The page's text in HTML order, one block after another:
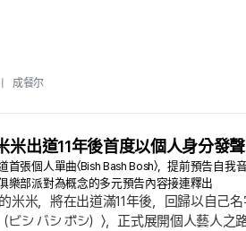
成餐尔
米出道11年後首度以個人身分發
張個人單曲〈Bish Bash Bosh〉，提前預告自
樂部派對為概念的多元預告內容接連釋出
米米，將在出道滿11年後，回歸以自
ビシ バシ ボシ）〉，正式展開個人藝人